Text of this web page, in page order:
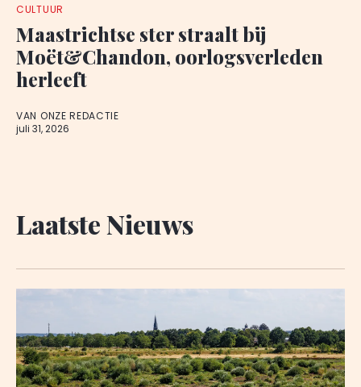
CULTUUR
Maastrichtse ster straalt bij
Moët&Chandon, oorlogsverleden
herleeft
VAN ONZE REDACTIE
juli 31, 2026
Laatste Nieuws